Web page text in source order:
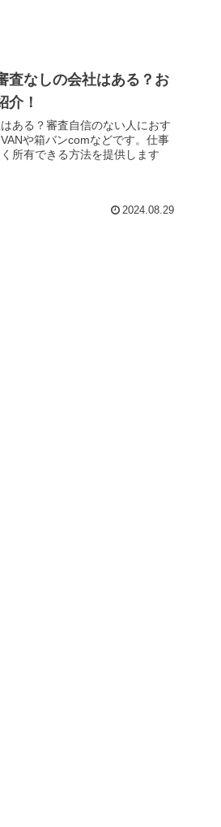
査なしの会社はある？お
介！
ある？審査自信のない人におす
や箱バンcomなどです。仕事
所有できる方法を提供します
2024.08.29